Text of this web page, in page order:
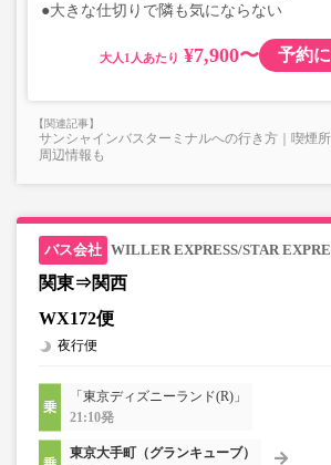
●大きな仕切りで隣も気にならない
大人 ¥7,900〜 予約
サンシャインバスターミナルへの行き方｜喫煙
周辺情報も
WILLER EXPRESS/STAR
関東⇒関西
WX172便
夜行便
「東京ディズニーランド(R)」
21:10発
東京大手町（グランキューブ）